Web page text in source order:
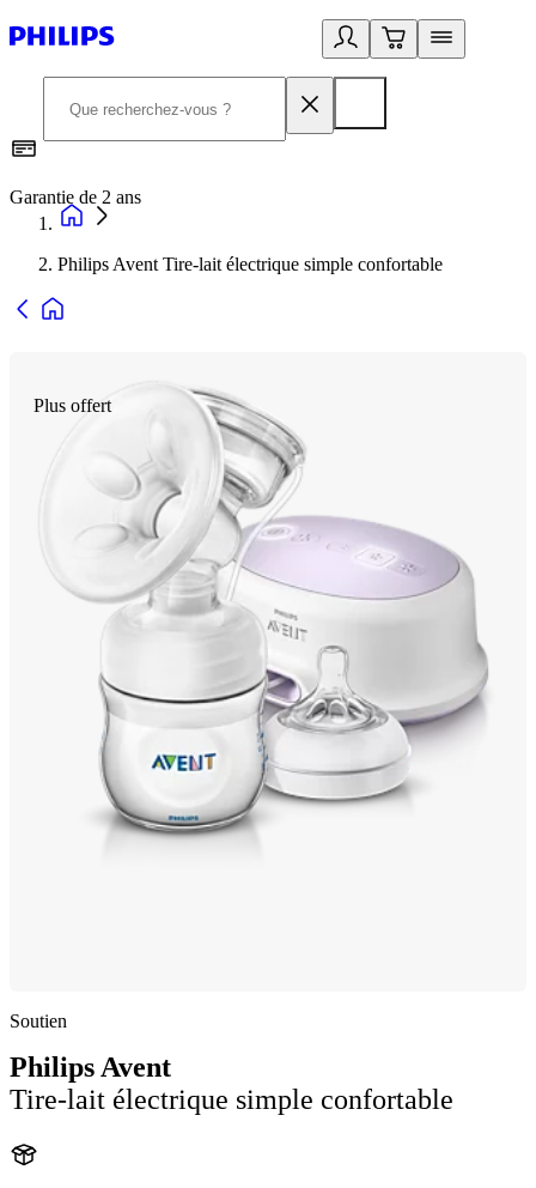
Garantie de 2 ans
Philips Avent Tire-lait électrique simple confortable
Plus offert
Soutien
Philips Avent
Tire-lait électrique simple confortable